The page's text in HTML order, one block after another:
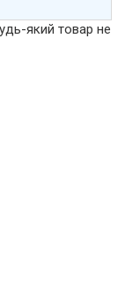
який товар не